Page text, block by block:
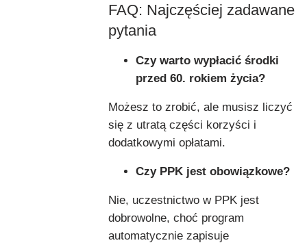
FAQ: Najczęściej zadawane
pytania
Czy warto wypłacić środki
przed 60. rokiem życia?
Możesz to zrobić, ale musisz liczyć
się z utratą części korzyści i
dodatkowymi opłatami.
Czy PPK jest obowiązkowe?
Nie, uczestnictwo w PPK jest
dobrowolne, choć program
automatycznie zapisuje